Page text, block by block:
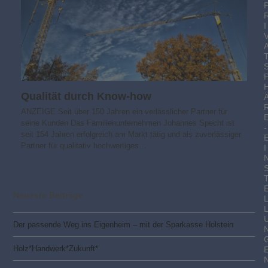
Qualität durch Know-how
ANZEIGE Seit über 150 Jahren ein verlässlicher Partner für
seine Kunden Das Familienunternehmen Johannes Specht ist
seit 154 Jahren erfolgreich am Markt tätig und als zuverlässiger
Partner für qualitativ hochwertiges…
Der passende Weg ins Eigenheim – mit der Sparkasse Holstein
Holz*Handwerk*Zukunft*
I
-
I
L
L